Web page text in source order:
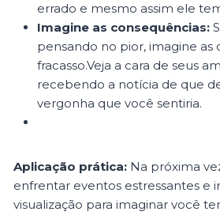
errado e mesmo assim ele
Imagine as consequências:
pensando no pior, imagine as
fracasso.Veja a cara de seus
recebendo a notícia de que
vergonha que você sentiria.
Aplicação prática: Na próxima
enfrentar eventos estressantes e
visualização para imaginar você